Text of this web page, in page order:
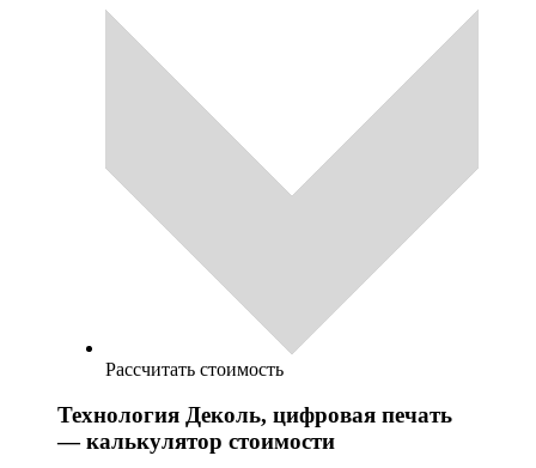
Рассчитать стоимость
Технология Деколь, цифровая печать
— калькулятор стоимости